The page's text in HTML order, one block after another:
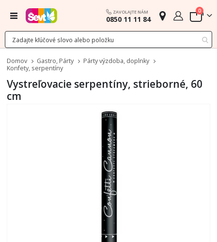
Menu ZAVOLAJTE NÁM
0850 11 11 84 Cart
0
Domov Gastro, Párty
Párty výzdoba, doplnky
Konfety, serpentíny
Vystreľovacie serpentíny, strieborné, 60
cm